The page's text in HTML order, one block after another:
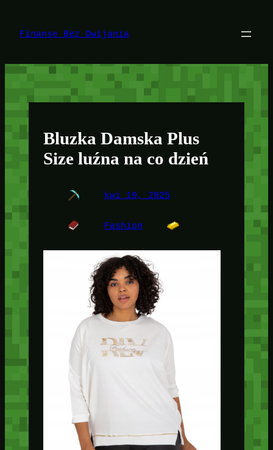
treści
Finanse Bez Owijania
Bluzka Damska Plus
Size luźna na co dzień
kwi 19, 2025
Fashion